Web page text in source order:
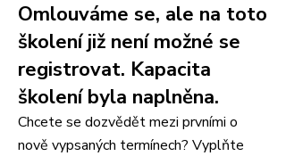
Omlouváme se, ale na toto
školení již není možné se
registrovat. Kapacita
školení byla naplněna.
Chcete se dozvědět mezi prvními o
nově vypsaných termínech? Vyplňte